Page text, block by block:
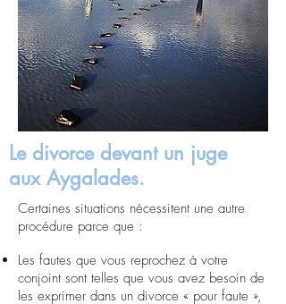
Le divorce devant un juge
aux Aygalades.
Certaines situations nécessitent une autre
procédure parce que :
Les fautes que vous reprochez à votre
conjoint sont telles que vous avez besoin de
les exprimer dans un divorce « pour faute »,